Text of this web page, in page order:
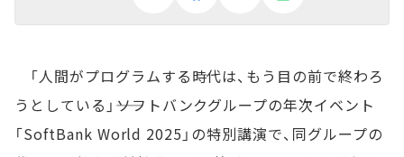
「人間がプログラムする時代は、もう目の前で終わろ
うとしている」――ソフトバンクグループの年次イベント
「SoftBank World 2025」の特別講演で、同グループの